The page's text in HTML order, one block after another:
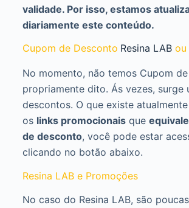
validade. Por isso, estamos
diariamente este conteúdo.
Cupom de Desconto Resina LAB ou
No momento, não temos Cupom
propriamente dito. Ás vezes, surge
descontos. O que existe
os links promocionaisque
de desconto, você pode estar
clicando no botão abaixo.
Resina LAB e Promoções
No caso do Resina LAB, são